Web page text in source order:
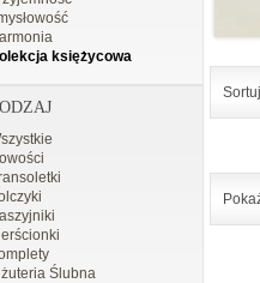
księżycowa
Ślubna